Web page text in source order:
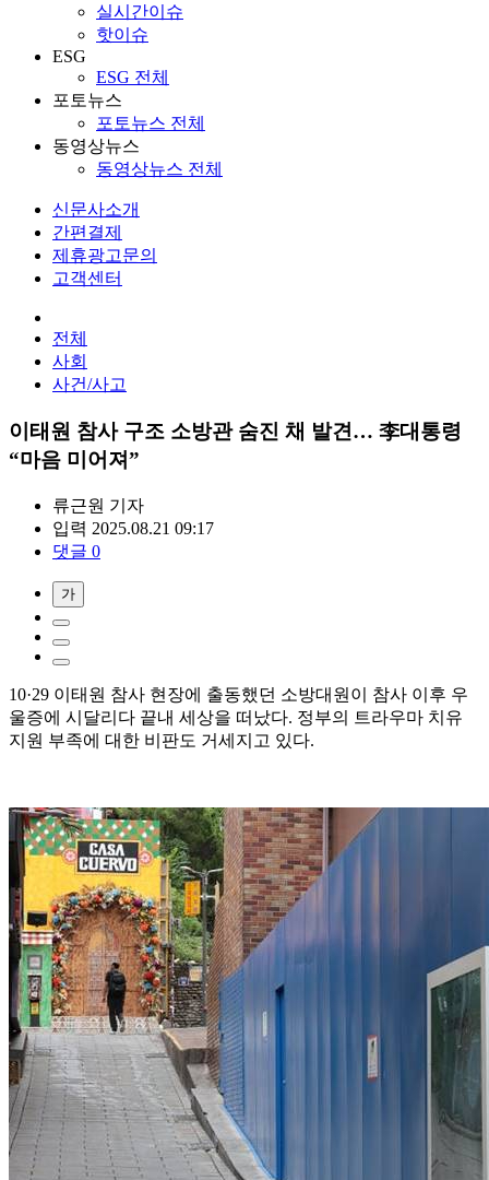
실시간이슈
핫이슈
ESG
ESG 전체
포토뉴스
포토뉴스 전체
동영상뉴스
동영상뉴스 전체
신문사소개
간편결제
제휴광고문의
고객센터
전체
사회
사건/사고
이태원 참사 구조 소방관 숨진 채 발견… 李대통령
“마음 미어져”
류근원 기자
입력 2025.08.21 09:17
댓글 0
가
10·29 이태원 참사 현장에 출동했던 소방대원이 참사 이후 우
울증에 시달리다 끝내 세상을 떠났다. 정부의 트라우마 치유
지원 부족에 대한 비판도 거세지고 있다.